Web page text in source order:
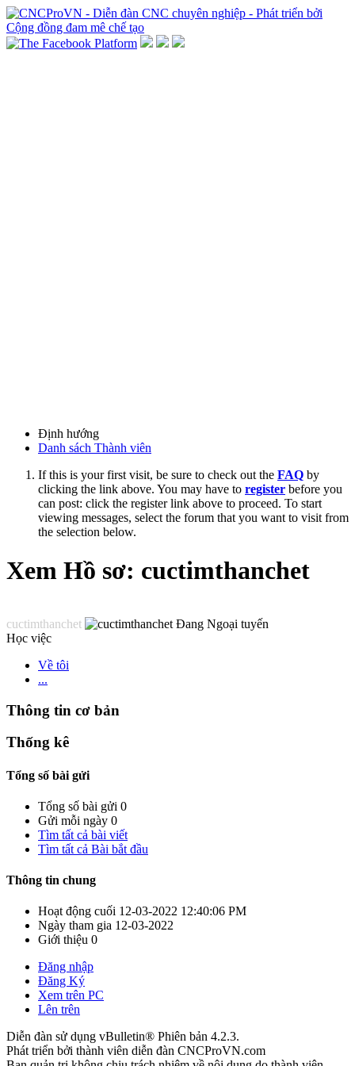
Định hướng
Danh sách Thành viên
If this is your first visit, be sure to check out the FAQ by
clicking the link above. You may have to register before you
can post: click the register link above to proceed. To start
viewing messages, select the forum that you want to visit from
the selection below.
Xem Hồ sơ: cuctimthanchet
cuctimthanchet
Học việc
Về tôi
...
Thông tin cơ bản
Thống kê
Tổng số bài gửi
Tổng số bài gửi 0
Gửi mỗi ngày 0
Tìm tất cả bài viết
Tìm tất cả Bài bắt đầu
Thông tin chung
Hoạt động cuối 12-03-2022 12:40:06 PM
Ngày tham gia 12-03-2022
Giới thiệu 0
Đăng nhập
Đăng Ký
Xem trên PC
Lên trên
Diễn đàn sử dụng vBulletin® Phiên bản 4.2.3.
Phát triển bởi thành viên diễn đàn CNCProVN.com